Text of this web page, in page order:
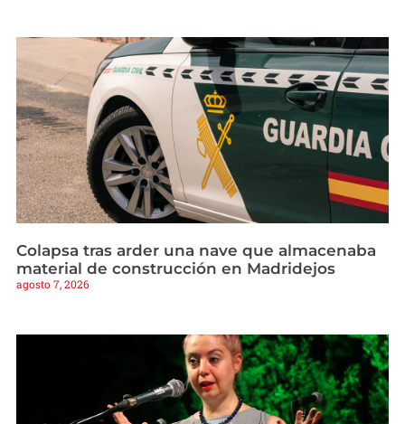
Colapsa tras arder una nave que almacenaba
material de construcción en Madridejos
agosto 7, 2026